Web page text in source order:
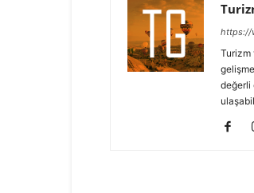
https://
Turizm
değerli